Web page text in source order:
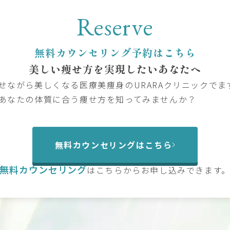
Reserve
無料カウンセリング予約はこちら
美しい痩せ方を実現したいあなたへ
ながら美しくなる医療美痩身のURARAクリニックでま
なたの体質に合う痩せ方を知ってみませんか？
無料カウンセリングはこちら
無料カウンセリングはこちらからお申し込みできます。